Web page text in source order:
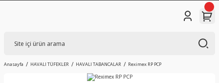
Anasayfa HAVALI TÜFEKLER HAVALI TABANCALAR Reximex RP PCP